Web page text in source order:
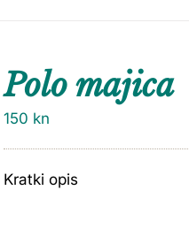
Polo majica
150 kn
Kratki opis